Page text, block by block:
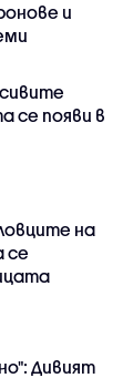
и
се появи в
на
се
Дивият